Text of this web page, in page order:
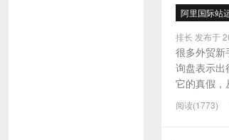
阿里国际站
排长 发布于
很多外贸新
询盘表示出
它的真假，
阅读(1773)